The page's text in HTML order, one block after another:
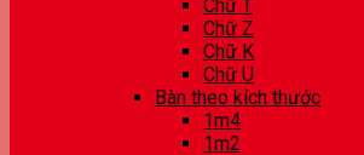
Chữ T
Chữ Z
Chữ K
Chữ U
Bàn theo kích thước
1m4
1m2